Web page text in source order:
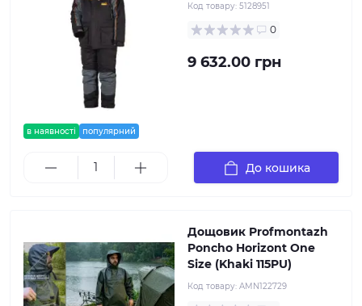
в наявності популярний
Код товару: 5128951
0
9 632.00 грн
До кошика
Дощовик Profmontazh
Poncho Horizont One
Size (Khaki 115PU)
Код товару: AMN122729